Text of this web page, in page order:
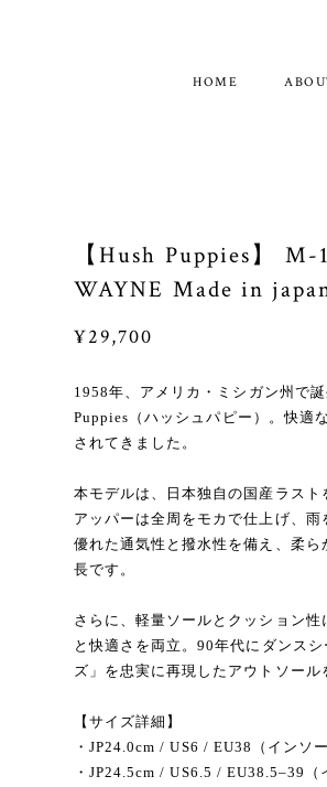
【Hush Puppies】
WAYNE Made in
¥29,700
1958年、アメリカ・ミシガン州で
Puppies（ハッシュパピー）。快適
されてきました。
本モデルは、日本独自の国産ラスト
アッパーは全周をモカで仕上げ、雨
優れた通気性と撥水性を備え、柔
長です。
さらに、軽量ソールとクッション
と快適さを両立。90年代にダンス
ズ」を忠実に再現したアウトソー
【サイズ詳細】
・JP24.0cm / US6 / EU38（インソ
・JP24.5cm / US6.5 / EU38.5–39